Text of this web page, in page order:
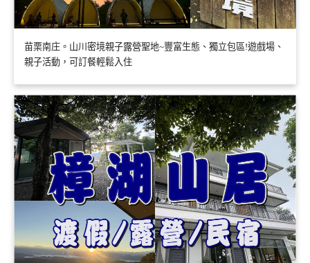
苗栗南庄。山川密境親子露營聖地~豐富生態、獨立包區!遊戲場、
親子活動，可訂餐輕鬆入住